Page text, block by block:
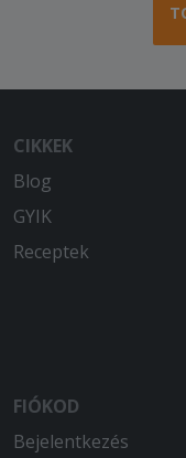
CIKKEK
Blog
GYIK
Receptek
FIÓKOD
Bejelentkezés